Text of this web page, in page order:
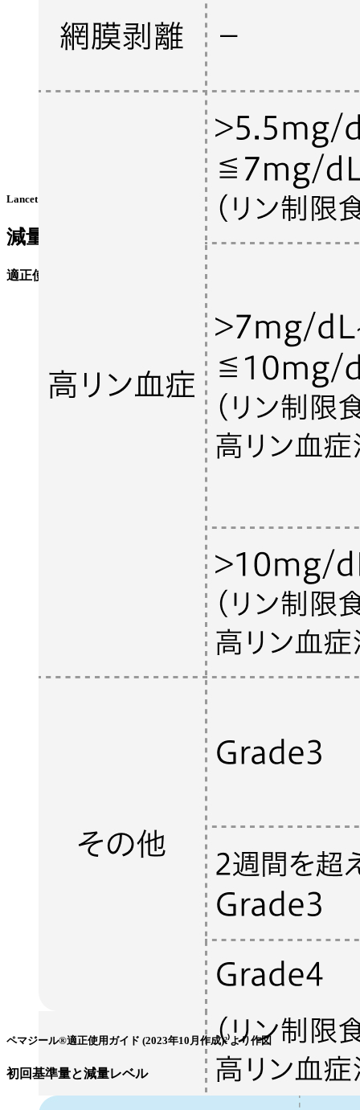
ペマジール®適正使用ガイド (2023年10月作成)²⁾より作図
初回基準量と減量レベル
Lancet Oncol. 2020 May;21(5):671-684³⁾より作図
減量･休薬･中止基準
適正使用ガイド²⁾の基準